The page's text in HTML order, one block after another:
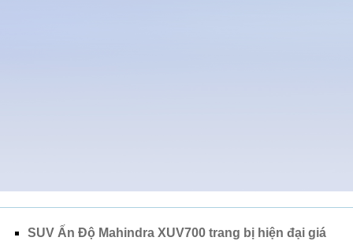
SUV Ấn Độ Mahindra XUV700 trang bị hiện đại giá